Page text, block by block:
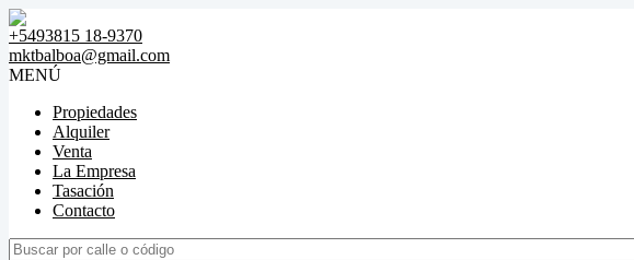
+5493815 18-9370
mktbalboa@gmail.com
MENÚ
Propiedades
Alquiler
Venta
La Empresa
Tasación
Contacto